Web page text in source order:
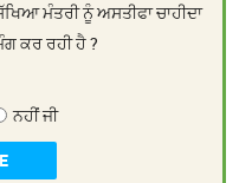
ਮੰਤਰੀ ਨੂੰ ਅਸਤੀਫਾ ਚਾਹੀਦਾ
ਕਰ ਰਹੀ ਹੈ ?
ਨਹੀਂ ਜੀ